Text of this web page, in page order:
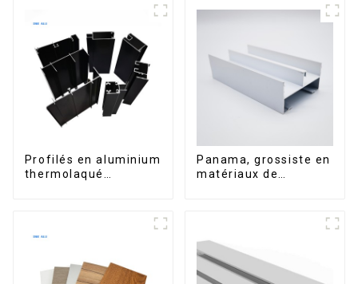
Profilés en aluminium
thermolaqué
Panama, grossiste en
matériaux de